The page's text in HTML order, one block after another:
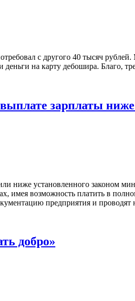
с другого 40 тысяч
на карту дебошира. Благо,
выплате зарплаты
ниже установленного законом
имея возможность платить в
предприятия и проводят
добро»